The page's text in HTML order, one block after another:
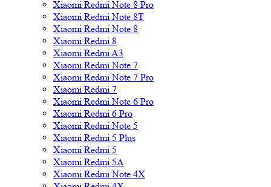
Xiaomi Redmi Note 8 Pro
Xiaomi Redmi Note 8T
Xiaomi Redmi Note 8
Xiaomi Redmi 8
Xiaomi Redmi A3
Xiaomi Redmi Note 7
Xiaomi Redmi Note 7 Pro
Xiaomi Redmi 7
Xiaomi Redmi Note 6 Pro
Xiaomi Redmi 6 Pro
Xiaomi Redmi Note 5
Xiaomi Redmi 5 Plus
Xiaomi Redmi 5
Xiaomi Redmi 5A
Xiaomi Redmi Note 4X